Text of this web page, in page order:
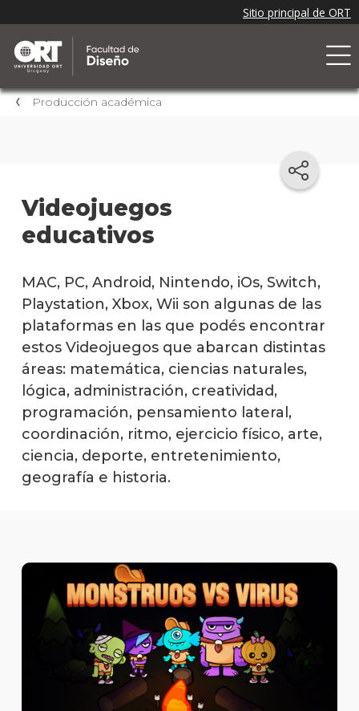
Producción académica
Videojuegos
educativos
MAC, PC, Android, Nintendo, iOs, Switch,
Playstation, Xbox, Wii son algunas de las
plataformas en las que podés encontrar
estos Videojuegos que abarcan distintas
áreas: matemática, ciencias naturales,
lógica, administración, creatividad,
programación, pensamiento lateral,
coordinación, ritmo, ejercicio físico, arte,
ciencia, deporte, entretenimiento,
geografía e historia.